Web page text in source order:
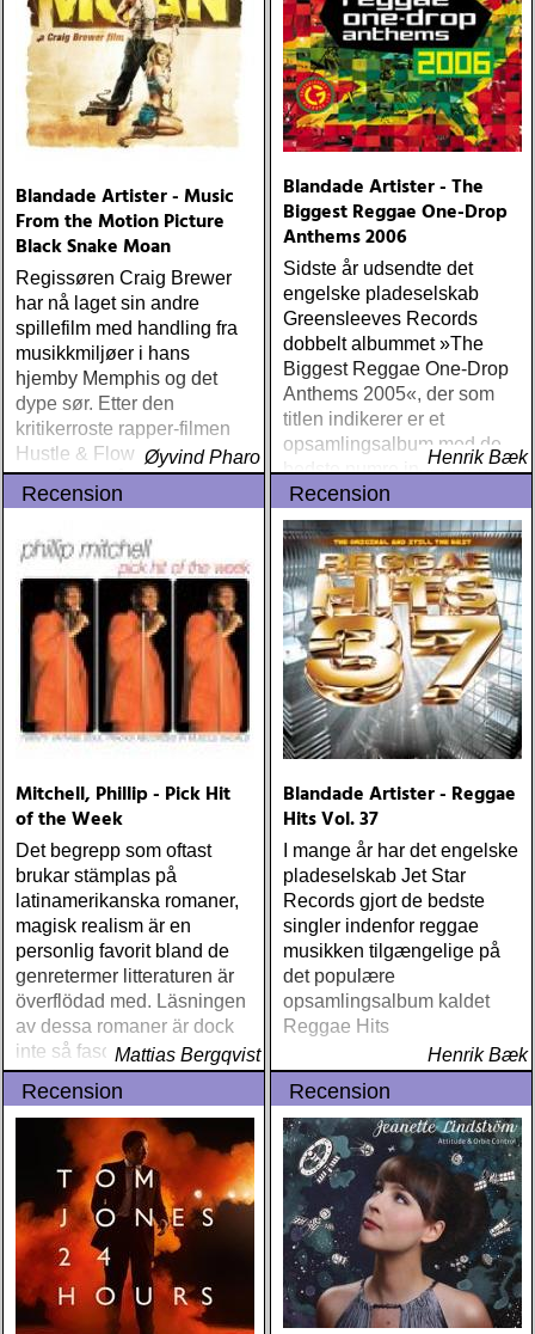
Blandade Artister - Music
From the Motion Picture
Black Snake Moan
Regissøren Craig Brewer
har nå laget sin andre
spillefilm med handling fra
musikkmiljøer i hans
hjemby Memphis og det
dype sør. Etter den
kritikerroste rapper-filmen
Hustle & Flow fra 2004
følger han i år opp med
bluesfilmen og
Moan der Samuel L
Øyvind Pharo
Blandade Artister - The
Biggest Reggae One-Drop
Anthems 2006
Sidste år udsendte det
engelske pladeselskab
Greensleeves Records
dobbelt albummet »The
Biggest Reggae One-Drop
Anthems 2005«, der som
titlen indikerer er et
opsamlingsalbum med de
bedste numre indenfor den
populære reggaestil kaldet
one-drop
Henrik Bæk
Recension
Mitchell, Phillip - Pick Hit
of the Week
Det begrepp som oftast
brukar stämplas på
latinamerikanska romaner,
magisk realism är en
personlig favorit bland de
genretermer litteraturen är
överflödad med. Läsningen
av dessa romaner är dock
inte så fascinerande som
allt det som föregår
bläddrandet av bokens
Mattias Bergqvist
Recension
Blandade Artister - Reggae
Hits Vol. 37
I mange år har det engelske
pladeselskab Jet Star
Records gjort de bedste
singler indenfor reggae
musikken tilgængelige på
det populære
opsamlingsalbum kaldet
Reggae Hits
Henrik Bæk
Recension Recension